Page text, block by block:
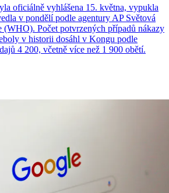
oficiálně vyhlášena 15. května, vypukla
v pondělí podle agentury AP Světová
(WHO). Počet potvrzených případů nákazy
v historii dosáhl v Kongu podle
4 200, včetně více než 1 900 obětí.